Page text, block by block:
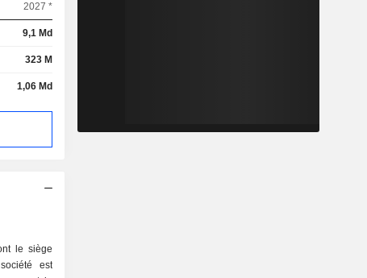
2027 *
9,1 Md
323 M
1,06 Md
le siège
est